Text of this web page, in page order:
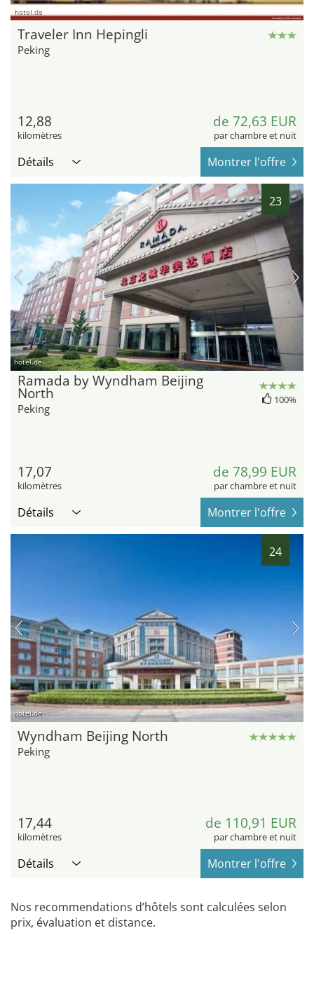
hotel.de
Traveler Inn Hepingli
Peking
12,88
kilomètres
de 72,63 EUR
par chambre et nuit
Détails Montrer l'offre
23
hotel.de
Ramada by Wyndham Beijing
North
Peking
100%
17,07
kilomètres
de 78,99 EUR
par chambre et nuit
Détails Montrer l'offre
24
hotel.de
Wyndham Beijing North
Peking
17,44
kilomètres
de 110,91 EUR
par chambre et nuit
Détails Montrer l'offre
Nos recommendations d’hôtels sont calculées selon
prix, évaluation et distance.